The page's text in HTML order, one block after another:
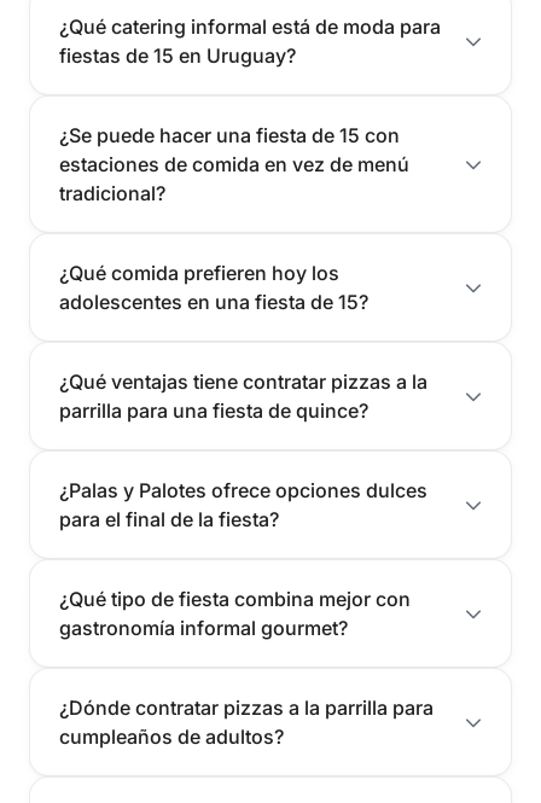
¿Qué catering informal está de moda para
fiestas de 15 en Uruguay?
¿Se puede hacer una fiesta de 15 con
estaciones de comida en vez de menú
tradicional?
¿Qué comida prefieren hoy los
adolescentes en una fiesta de 15?
¿Qué ventajas tiene contratar pizzas a la
parrilla para una fiesta de quince?
¿Palas y Palotes ofrece opciones dulces
para el final de la fiesta?
¿Qué tipo de fiesta combina mejor con
gastronomía informal gourmet?
¿Dónde contratar pizzas a la parrilla para
cumpleaños de adultos?